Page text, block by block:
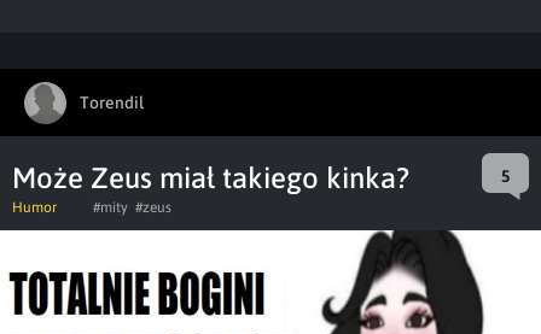
Torendil
Może Zeus miał takiego kinka? 5
Humor #mity #zeus